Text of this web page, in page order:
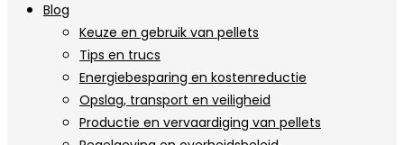
Blog
Keuze en gebruik van pellets
Tips en trucs
Energiebesparing en kostenreductie
Opslag, transport en veiligheid
Productie en vervaardiging van pellets